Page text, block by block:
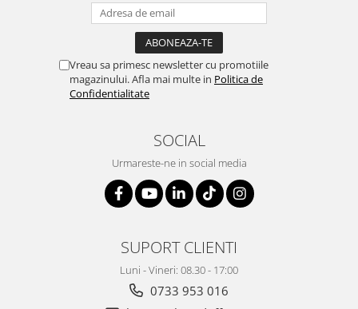
Vreau sa primesc newsletter cu promotiile
magazinului. Afla mai multe in Politica de
Confidentialitate
SOCIAL
Urmareste-ne in social media
SUPORT CLIENTI
Luni - Vineri: 08.30 - 17:00
0733 953 016